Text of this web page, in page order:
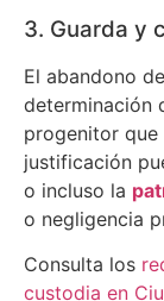
3. Guarda y
El abandono
determinación
progenitor
justificación
o incluso la
o negligencia
Consulta los
custodia en